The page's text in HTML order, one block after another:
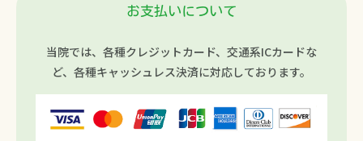
お支払いについて
当院では、各種クレジットカード、交通系ICカードな
ど、各種キャッシュレス決済に対応しております。